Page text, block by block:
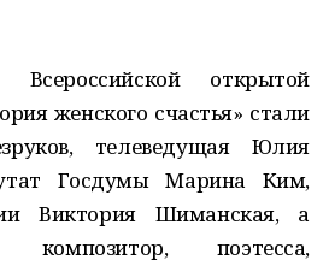
открытой
женского счастья» стали
телеведущая Юлия
Госдумы Марина Ким,
Виктория Шиманская, а
поэтесса,